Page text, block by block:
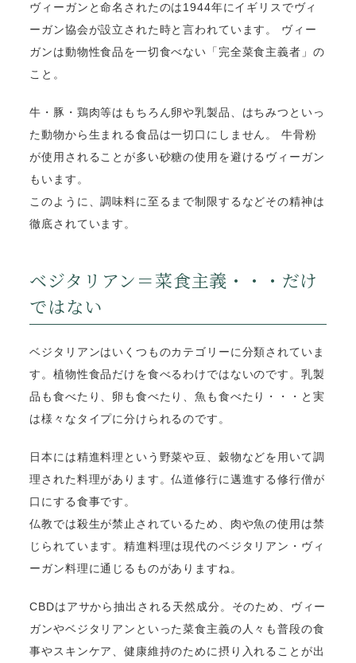
ヴィーガンと命名されたのは1944年にイギリスでヴィ
ーガン協会が設立された時と言われています。 ヴィー
ガンは動物性食品を一切食べない「完全菜食主義者」 の
こと。
牛・豚・鶏肉等はもちろん卵や乳製品、はちみつといっ
た動物から生まれる食品は一切口にしません。 牛骨粉
が使用されることが多い砂糖の使用を避けるヴィーガン
もいます。
このように、調味料に至るまで制限するなどその精神は
徹底されています。
ベジタリアン＝菜食主義・・・だけ
ではない
ベジタリアンはいくつものカテゴリーに分類されていま
す。植物性食品だけを食べるわけではないのです。乳製
品も食べたり、卵も食べたり、魚も食べたり・・・と実
は様々なタイプに分けられるのです。
日本には精進料理という野菜や豆、穀物などを用いて調
理された料理があります。仏道修行に邁進する修行僧が
口にする食事です。
仏教では殺生が禁止されているため、肉や魚の使用は禁
じられています。精進料理は現代のベジタリアン・ヴィ
ーガン料理に通じるものがありますね。
CBDはアサから抽出される天然成分。そのため、 ヴィー
ガンやベジタリアンといった菜食主義の人々も普段の食
事やスキンケア、健康維持のために摂り入れることが出